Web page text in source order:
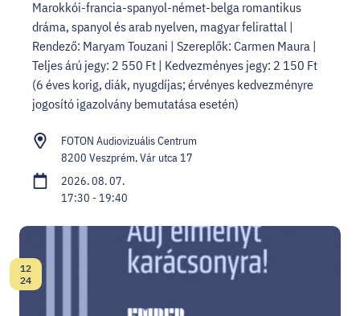
Marokkói-francia-spanyol-német-belga romantikus
dráma, spanyol és arab nyelven, magyar felirattal |
Rendező: Maryam Touzani | Szereplők: Carmen Maura |
Teljes árú jegy: 2 550 Ft | Kedvezményes jegy: 2 150 Ft
(6 éves korig, diák, nyugdíjas; érvényes kedvezményre
jogosító igazolvány bemutatása esetén)
FOTON Audiovizuális Centrum
8200 Veszprém, Vár utca 17
2026. 08. 07.
17:30 - 19:40
Dátum:
12
24